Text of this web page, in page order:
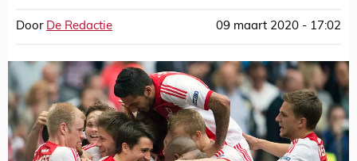
Door De Redactie 09 maart 2020 - 17:02